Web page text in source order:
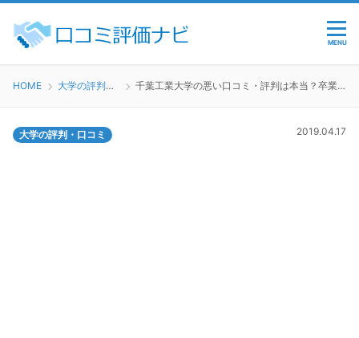
MENU
HOME 大学の評判・口コミ 千葉工業大学の悪い口コミ・評判は本当？卒業生が検証しました
大学の評判・口コミ 2019.04.17